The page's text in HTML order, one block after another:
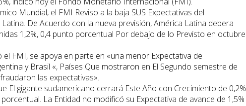
Mundial, el FMI Reviso a la baja SUS Expectativas del
De Acuerdo con la nueva previsión, América Latina debera
1,2%, 0,4 punto porcentual Por debajo de lo Previsto en octubre
FMI, se apoya en parte en «una menor Expectativa de
y Brasil «, Países Que mostraron en El Segundo semestre de
las expectativas».
El gigante sudamericano cerrará Este Año con Crecimiento de 0,2%
La Entidad no modificó su Expectativa de avance de 1,5%